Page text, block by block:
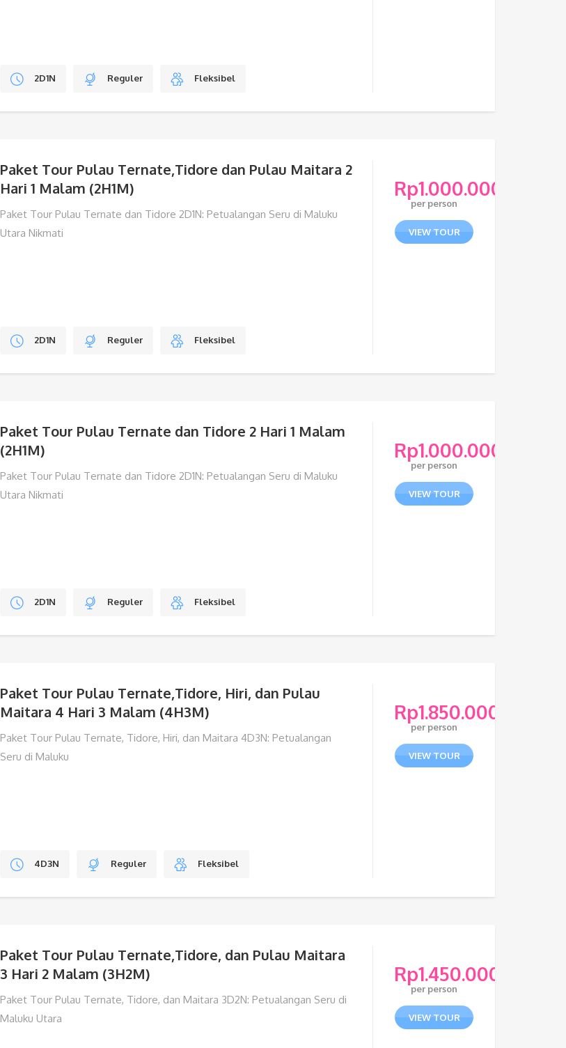
2D1N Reguler Fleksibel
Paket Tour Pulau Ternate,Tidore dan Pulau Maitara 2
Hari 1 Malam (2H1M)
Paket Tour Pulau Ternate dan Tidore 2D1N: Petualangan Seru di Maluku
Utara Nikmati
Rp1.000.000
per person
VIEW TOUR
2D1N Reguler Fleksibel
Paket Tour Pulau Ternate dan Tidore 2 Hari 1 Malam
(2H1M)
Paket Tour Pulau Ternate dan Tidore 2D1N: Petualangan Seru di Maluku
Utara Nikmati
Rp1.000.000
per person
VIEW TOUR
2D1N Reguler Fleksibel
Paket Tour Pulau Ternate,Tidore, Hiri, dan Pulau
Maitara 4 Hari 3 Malam (4H3M)
Paket Tour Pulau Ternate, Tidore, Hiri, dan Maitara 4D3N: Petualangan
Seru di Maluku
Rp1.850.000
per person
VIEW TOUR
4D3N Reguler Fleksibel
Paket Tour Pulau Ternate,Tidore, dan Pulau Maitara
3 Hari 2 Malam (3H2M)
Paket Tour Pulau Ternate, Tidore, dan Maitara 3D2N: Petualangan Seru di
Maluku Utara
Rp1.450.000
per person
VIEW TOUR